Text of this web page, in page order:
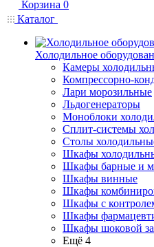
Корзина 0
Каталог
Холодильное
Камеры
Компрессорно-
Лари морозильные
Льдогенераторы
Моноблоки
Сплит-системы
Столы
Шкафы
Шкафы барные и
Шкафы винные
Шкафы
Шкафы с
Шкафы
Шкафы шоковой
Ещё 4